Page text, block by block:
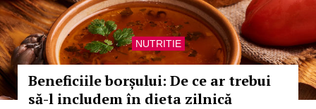
NUTRITIE
Beneficiile borșului: De ce ar trebui
să-l includem în dieta zilnică